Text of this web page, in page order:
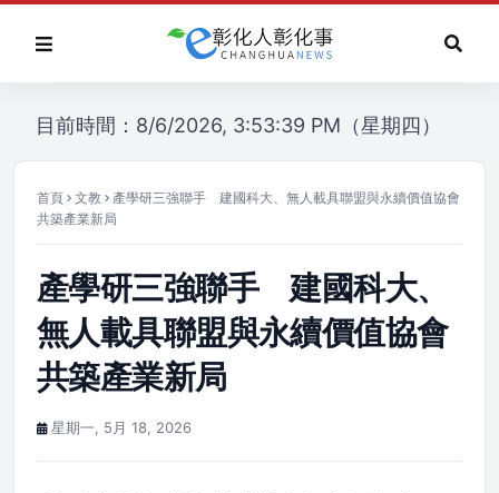
目前時間：8/6/2026, 3:53:39 PM（星期四）
首頁 文教
產學研三強聯手 建國科大、無人載具聯盟與永續價值協會
共築產業新局
產學研三強聯手 建國科大、
無人載具聯盟與永續價值協會
共築產業新局
星期一, 5月 18, 2026